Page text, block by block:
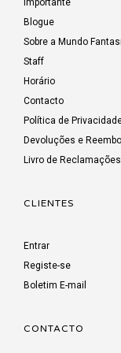
Blogue
Sobre a Mundo
Staff
Horário
Contacto
Política de
Devoluções e
Livro de Reclamações
CLIENTES
Entrar
Registe-se
Boletim E-mail
CONTACTO